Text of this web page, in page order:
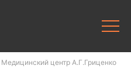
Медицинский центр А.Г.Гриценко